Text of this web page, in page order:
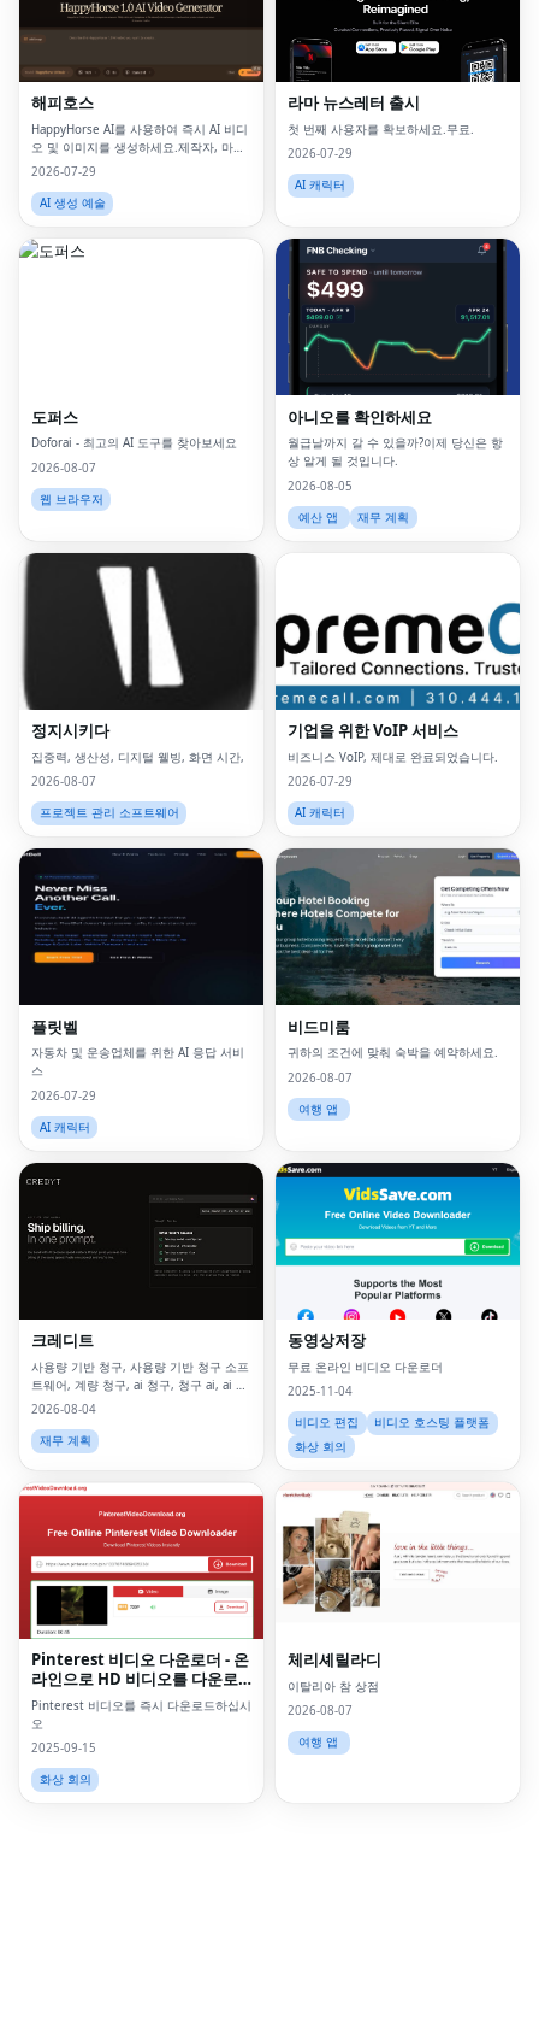
해피호스
HappyHorse AI를 사용하여 즉시 AI 비디
오 및 이미지를 생성하세요.제작자, 마케
팅 담당자, 기업을 위한 강력한 텍스트-비
2026-07-29
AI 생성 예술
라마 뉴스레터 출시
첫 번째 사용자를 확보하세요.무료.
2026-07-29
AI 캐릭터
도퍼스
Doforai - 최고의 AI 도구를 찾아보세요
2026-08-07
웹 브라우저
아니오를 확인하세요
월급날까지 갈 수 있을까?이제 당신은 항
상 알게 될 것입니다.
2026-08-05
예산 앱
재무 계획
정지시키다
집중력, 생산성, 디지털 웰빙, 화면 시간,
2026-08-07
프로젝트 관리 소프트웨어
기업을 위한 VoIP 서비스
비즈니스 VoIP, 제대로 완료되었습니다.
2026-07-29
AI 캐릭터
플릿벨
자동차 및 운송업체를 위한 AI 응답 서비
스
2026-07-29
AI 캐릭터
비드미룸
귀하의 조건에 맞춰 숙박을 예약하세요.
2026-08-07
여행 앱
크레디트
사용량 기반 청구, 사용량 기반 청구 소프
트웨어, 계량 청구, ai 청구, 청구 ai, ai 수
익 창출, 소비 기반 가격, 사용량 기반 청
까, u
2026-08-04
재무 계획
동영상저장
무료 온라인 비디오 다운로더
2025-11-04
비디오 편집
비디오 호스팅 플랫폼
화상 회의
Pinterest 비디오 다운로더 - 온
라인으로 HD 비디오를 다운로
드하십시오
Pinterest 비디오를 즉시 다운로드하십시
오
2025-09-15
화상 회의
체리셰릴라디
이탈리아 참 상점
2026-08-07
여행 앱